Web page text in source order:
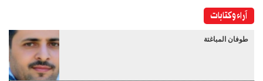
آراء وكتابات
طوفان المباغتة